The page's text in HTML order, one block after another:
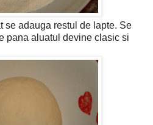
se adauga restul de lapte. Se
pana aluatul devine clasic si